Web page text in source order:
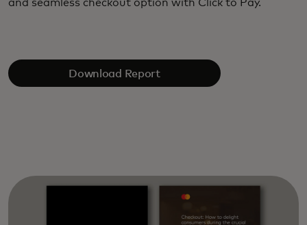
and seamless checkout option with Click to Pay.
Download Report